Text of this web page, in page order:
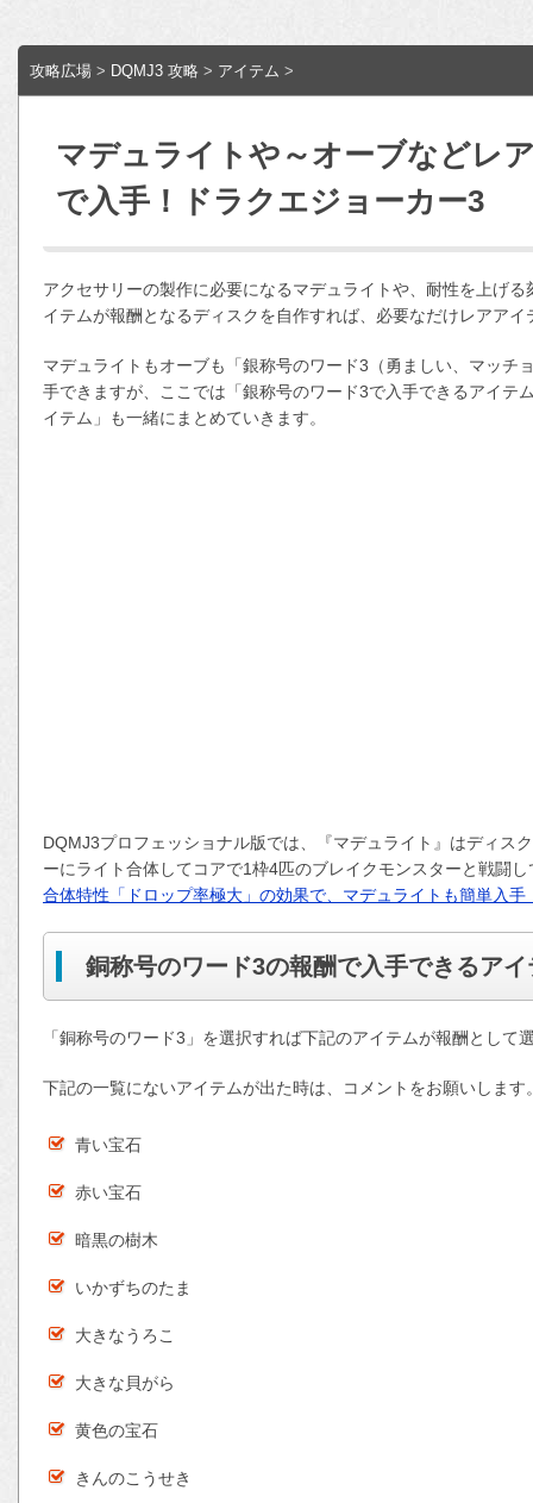
攻略広場 > DQMJ3 攻略 > アイテム >
マデュライトや～オーブなどレ
で入手！ドラクエジョーカー3
アクセサリーの製作に必要になるマデュライトや、耐性を上げ
イテムが報酬となるディスクを自作すれば、必要なだけレアア
マデュライトもオーブも「銀称号のワード3（勇ましい、マッチ
手できますが、ここでは「銀称号のワード3で入手できるアイテ
イテム」も一緒にまとめていきます。
DQMJ3プロフェッショナル版では、『マデュライト』はディス
ーにライト合体してコアで1枠4匹のブレイクモンスターと戦闘
合体特性「ドロップ率極大」の効果で、マデュライトも簡単入手
銅称号のワード3の報酬で入手できるアイ
「銅称号のワード3」を選択すれば下記のアイテムが報酬として
下記の一覧にないアイテムが出た時は、コメントをお願いします
青い宝石
赤い宝石
暗黒の樹木
いかずちのたま
大きなうろこ
大きな貝がら
黄色の宝石
きんのこうせき